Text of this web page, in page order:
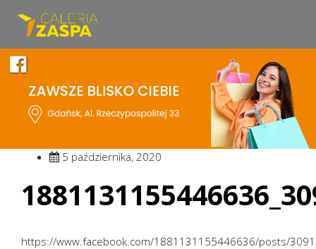
5 października, 2020
https://www.facebook.com/1881131155446636/posts/